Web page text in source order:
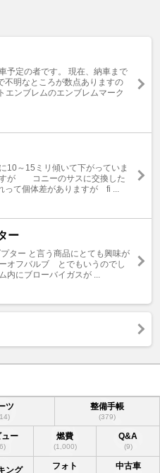
予定の者です。 現在、納車まで
不明なところが数点ありますの
エンブレムのエンブレムマーク
10～15ミリ傾いて下がっていま
すが コニーのサスに交換した
て個体差がありますが fi ...
ー
ター と言う商品にとても興味が
オフバルブ とでもいうのでし
内にブローバイガスが ...
ツ 整備手帳
(379)
ュー 燃費
(1,000)
Q&A
(9)
ング フォト 中古車